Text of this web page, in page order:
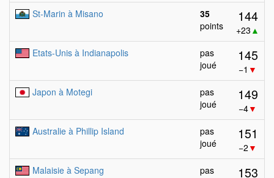
St-Marin à Misano
35
points
144
+23 ▲
Etats-Unis à Indianapolis
pas
joué
145
−1 ▼
Japon à Motegi
pas
joué
149
−4▼
Australie à Phillip Island
pas
joué
151
−2 ▼
Malaisie à Sepang
pas
153